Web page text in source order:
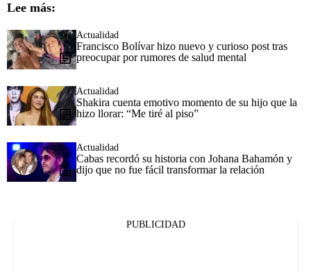
Lee más:
Actualidad
Francisco Bolívar hizo nuevo y curioso post tras
preocupar por rumores de salud mental
Actualidad
Shakira cuenta emotivo momento de su hijo que la
hizo llorar: “Me tiré al piso”
Actualidad
Cabas recordó su historia con Johana Bahamón y
dijo que no fue fácil transformar la relación
PUBLICIDAD